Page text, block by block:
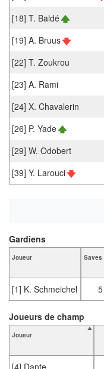
[18] T. Baldé
[19] A. Bruus
[22] T. Zoukrou
[23] A. Rami
[24] X. Chavalerin
[26] P. Yade
[29] W. Odobert
[39] Y. Larouci
Joueur Saves
[1] K. Schmeichel 5
Gardiens
Joueur
[4] Dante
Joueurs de champ